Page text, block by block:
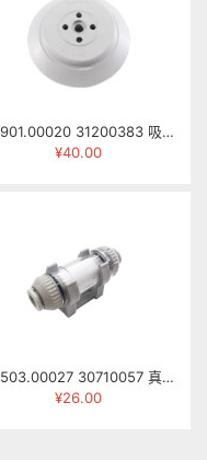
69901.00020 31200383 吸盘(HS) ZXP050A
¥40.00
60503.00027 30710057 真空过滤器 ZFC200-08B
¥26.00